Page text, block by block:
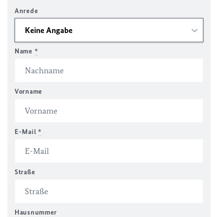
Anrede
Name *
Vorname
E-Mail *
Straße
Hausnummer